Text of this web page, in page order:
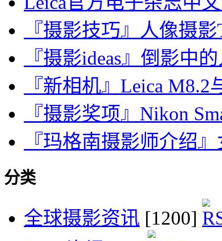
『摄影技巧』人像摄
『摄影ideas』倒影中
『新相机』Leica
『摄影奖项』Nikon
『玛格南摄影师介绍
分类
全球摄影资讯 [1200]